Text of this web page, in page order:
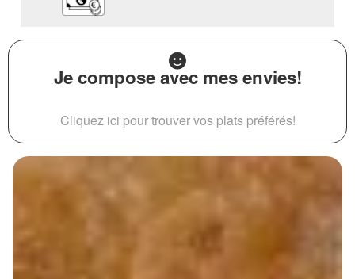
Je compose avec mes envies!
Cliquez ici pour trouver vos plats préférés!